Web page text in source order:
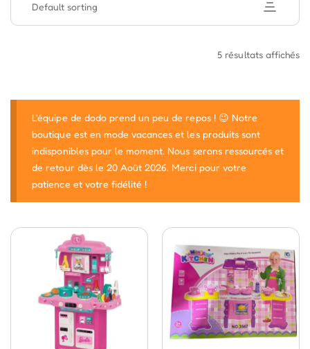
Default sorting
5 résultats affichés
L'équipe de dodo prend un peu de repos ! 😉 Notre
boutique est en mode vacances et les produits sont
indisponibles pour le moment. Nous serons ressourcés et
de retour dès le 20 Août 2026. Merci pour votre
patience et votre fidélité !